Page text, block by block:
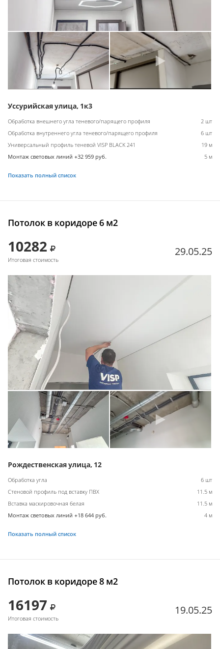
Уссурийская улица, 1к3
Обработка внешнего угла теневого/парящего профиля
2 шт
Обработка внутреннего угла теневого/парящего профиля
6 шт
Универсальный профиль теневой VISP BLACK 241
19 м
Монтаж световых линий +32 959 руб.
5 м
Показать полный список
Потолок в коридоре 6 м2
10282
Итоговая стоимость
29.05.25
Рождественская улица, 12
Обработка угла
6 шт
Стеновой профиль под вставку ПВХ
11.5 м
Вставка маскировочная белая
11.5 м
Монтаж световых линий +18 644 руб.
4 м
Показать полный список
Потолок в коридоре 8 м2
16197
Итоговая стоимость
19.05.25